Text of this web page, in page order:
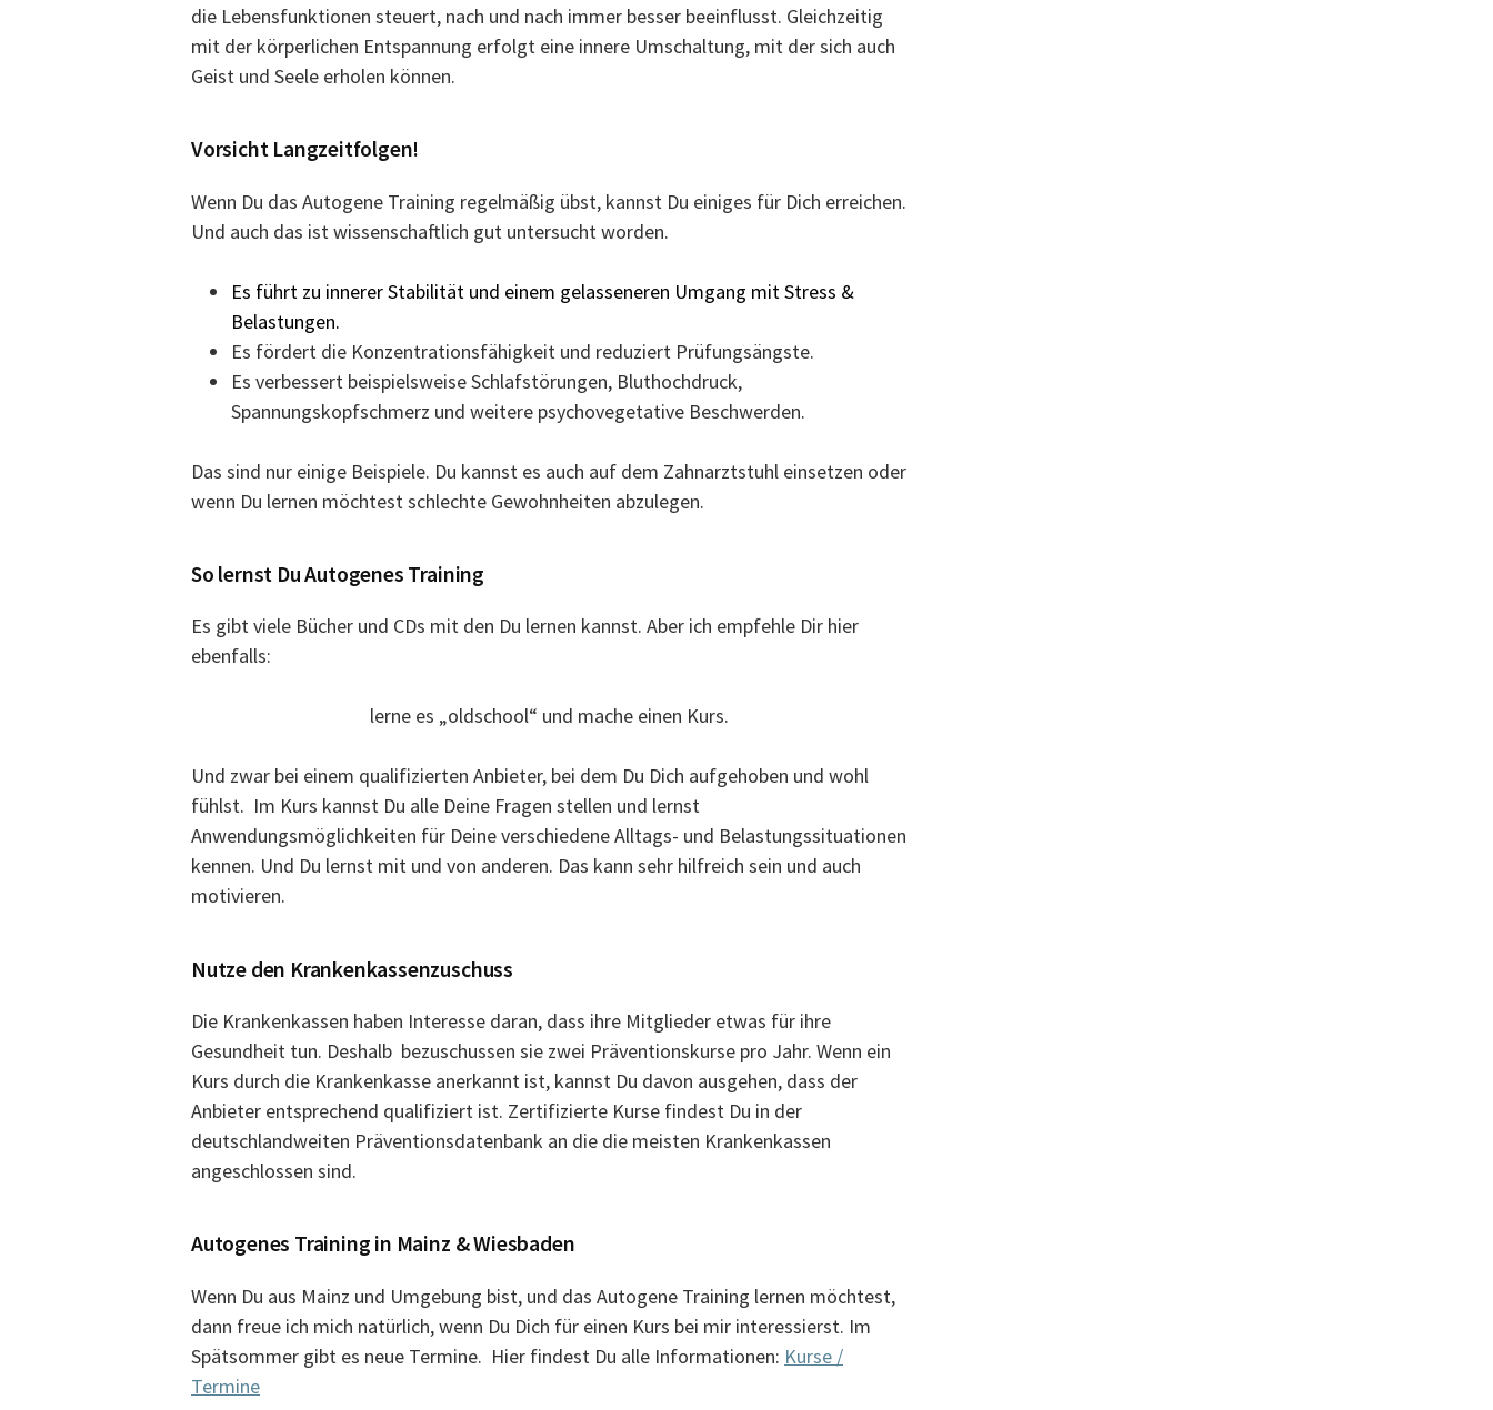
die Lebensfunktionen steuert, nach und nach immer besser beeinflusst. Gleichzeitig
mit der körperlichen Entspannung erfolgt eine innere Umschaltung, mit der sich auch
Geist und Seele erholen können.
Vorsicht Langzeitfolgen!
Wenn Du das Autogene Training regelmäßig übst, kannst Du einiges für Dich erreichen.
Und auch das ist wissenschaftlich gut untersucht worden.
Es führt zu innerer Stabilität und einem gelasseneren Umgang mit Stress &
Belastungen.
Es fördert die Konzentrationsfähigkeit und reduziert Prüfungsängste.
Es verbessert beispielsweise Schlafstörungen, Bluthochdruck,
Spannungskopfschmerz und weitere psychovegetative Beschwerden.
Das sind nur einige Beispiele. Du kannst es auch auf dem Zahnarztstuhl einsetzen oder
wenn Du lernen möchtest schlechte Gewohnheiten abzulegen.
So lernst Du Autogenes Training
Es gibt viele Bücher und CDs mit den Du lernen kannst. Aber ich empfehle Dir hier
ebenfalls:
lerne es „oldschool“ und mache einen Kurs.
Und zwar bei einem qualifizierten Anbieter, bei dem Du Dich aufgehoben und wohl
fühlst. Im Kurs kannst Du alle Deine Fragen stellen und lernst
Anwendungsmöglichkeiten für Deine verschiedene Alltags- und Belastungssituationen
kennen. Und Du lernst mit und von anderen. Das kann sehr hilfreich sein und auch
motivieren.
Nutze den Krankenkassenzuschuss
Die Krankenkassen haben Interesse daran, dass ihre Mitglieder etwas für ihre
Gesundheit tun. Deshalb bezuschussen sie zwei Präventionskurse pro Jahr. Wenn ein
Kurs durch die Krankenkasse anerkannt ist, kannst Du davon ausgehen, dass der
Anbieter entsprechend qualifiziert ist. Zertifizierte Kurse findest Du in der
deutschlandweiten Präventionsdatenbank an die die meisten Krankenkassen
angeschlossen sind.
Autogenes Training in Mainz & Wiesbaden
Wenn Du aus Mainz und Umgebung bist, und das Autogene Training lernen möchtest,
dann freue ich mich natürlich, wenn Du Dich für einen Kurs bei mir interessierst. Im
Spätsommer gibt es neue Termine. Hier findest Du alle Informationen: Kurse /
Termine